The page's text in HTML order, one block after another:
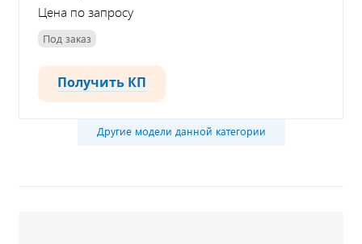
Цена по запросу
Под заказ
Получить КП
Другие модели данной категории